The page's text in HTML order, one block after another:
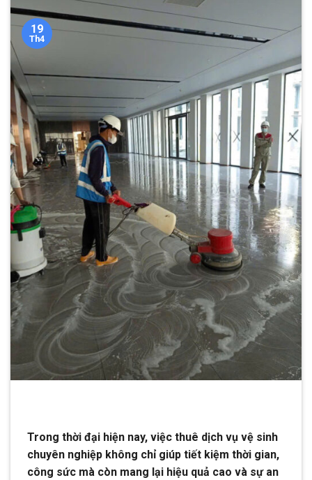
19
Th4
Trong thời đại hiện nay, việc thuê dịch vụ vệ sinh
chuyên nghiệp không chỉ giúp tiết kiệm thời gian,
công sức mà còn mang lại hiệu quả cao và sự an